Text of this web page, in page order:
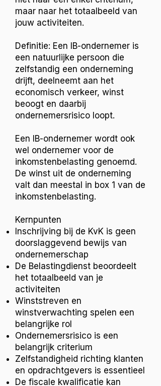
maar naar het totaalbeeld van
jouw activiteiten.
Definitie: Een IB-ondernemer is
een natuurlijke persoon die
zelfstandig een onderneming
drijft, deelneemt aan het
economisch verkeer, winst
beoogt en daarbij
ondernemersrisico loopt.
Een IB-ondernemer wordt ook
wel ondernemer voor de
inkomstenbelasting genoemd.
De winst uit de onderneming
valt dan meestal in box 1 van de
inkomstenbelasting.
Kernpunten
Inschrijving bij de KvK is geen
doorslaggevend bewijs van
ondernemerschap
De Belastingdienst beoordeelt
het totaalbeeld van je
activiteiten
Winststreven en
winstverwachting spelen een
belangrijke rol
Ondernemersrisico is een
belangrijk criterium
Zelfstandigheid richting klanten
en opdrachtgevers is essentieel
De fiscale kwalificatie kan